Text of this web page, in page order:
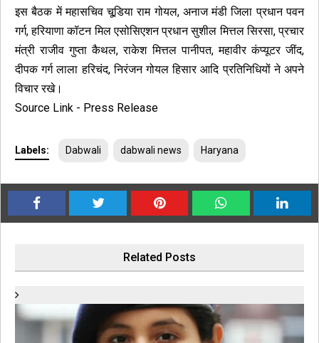
इस बैठक में महासचिव चूडि़या राम गोयल, अनाज मंडी जिला प्रधान पवन
गर्ग, हरियाणा कॉटन मिल एसोसिएशन प्रधान सुशील मित्तल सिरसा, प्रचार
मंत्री राजीव गुप्ता कैथल, राकेश मित्तल पानीपत, महावीर कंप्यूटर जींद,
दीपक गर्ग लाला हरिचंद, निरंजन गोयल हिसार आदि प्रतिनिधियों ने अपने
विचार रखे।
Source Link - Press Release
Labels: Dabwali dabwali news Haryana
Related Posts